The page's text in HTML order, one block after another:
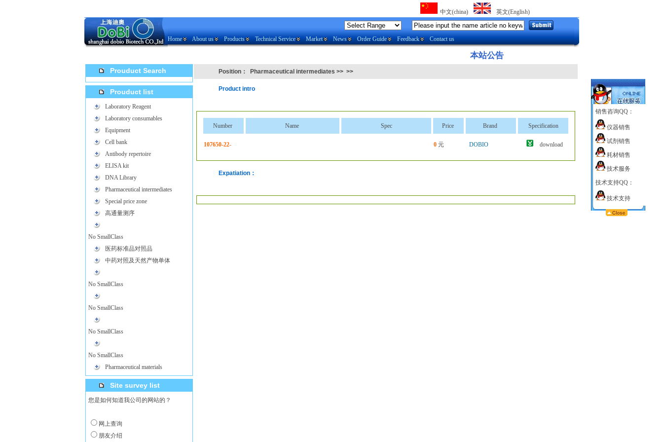
中文(china) 英文(English)
Home About us Products Technical Service Market News Order Guide Feedback Contact us
本站公告：
销售咨询QQ：
仪器销售
试剂销售
耗材销售
技术服务
技术支持QQ：
技术支持
Prouduct Search
Prouduct list
Laboratory Reagent
Laboratory consumables
Equipment
Cell bank
Antibody repertoire
ELISA kit
DNA Library
Pharmaceutical intermediates
Special price zone
高通量测序
No SmallClass
医药标准品对照品
中药对照及天然产物单体
No SmallClass
No SmallClass
No SmallClass
No SmallClass
Pharmaceutical materials
Site survey list
您是如何知道我公司的网站的？
网上查询
朋友介绍
Position： Pharmaceutical intermediates >> >>
Product intro
Number Name Spec Price Brand Specification
107650-22- 0 元 DOBIO download
Expatiation：